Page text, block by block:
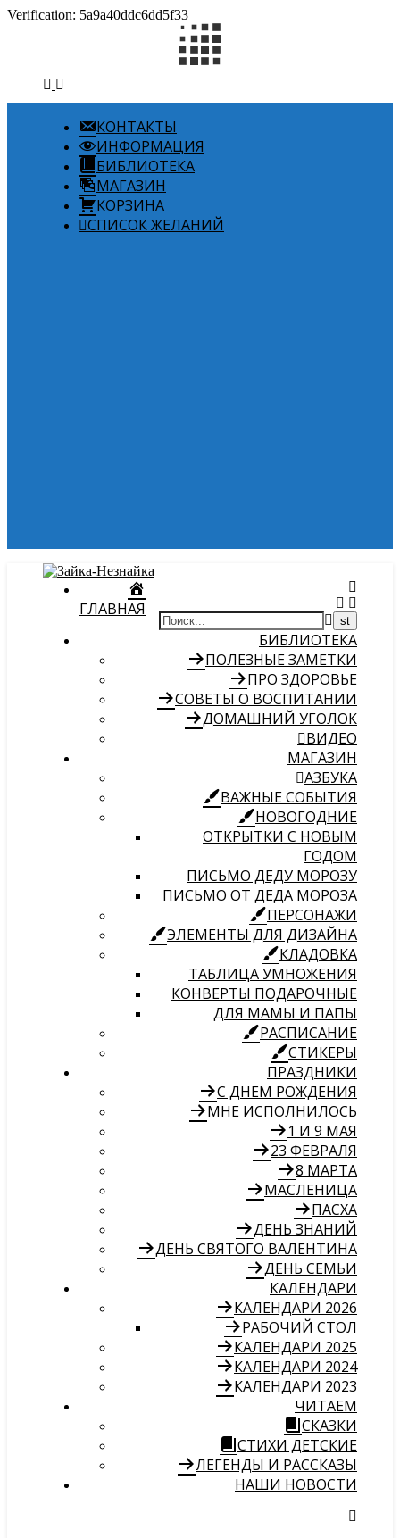
Verification: 5a9a40ddc6dd5f33
КОНТАКТЫ
ИНФОРМАЦИЯ
БИБЛИОТЕКА
МАГАЗИН
КОРЗИНА
СПИСОК ЖЕЛАНИЙ
ГЛАВНАЯ
БИБЛИОТЕКА
ПОЛЕЗНЫЕ ЗАМЕТКИ
ПРО ЗДОРОВЬЕ
СОВЕТЫ О ВОСПИТАНИИ
ДОМАШНИЙ УГОЛОК
ВИДЕО
МАГАЗИН
АЗБУКА
ВАЖНЫЕ СОБЫТИЯ
НОВОГОДНИЕ
ОТКРЫТКИ С НОВЫМ
ГОДОМ
ПИСЬМО ДЕДУ МОРОЗУ
ПИСЬМО ОТ ДЕДА МОРОЗА
ПЕРСОНАЖИ
ЭЛЕМЕНТЫ ДЛЯ ДИЗАЙНА
КЛАДОВКА
ТАБЛИЦА УМНОЖЕНИЯ
КОНВЕРТЫ ПОДАРОЧНЫЕ
ДЛЯ МАМЫ И ПАПЫ
РАСПИСАНИЕ
СТИКЕРЫ
ПРАЗДНИКИ
С ДНЕМ РОЖДЕНИЯ
МНЕ ИСПОЛНИЛОСЬ
1 И 9 МАЯ
23 ФЕВРАЛЯ
8 МАРТА
МАСЛЕНИЦА
ПАСХА
ДЕНЬ ЗНАНИЙ
ДЕНЬ СВЯТОГО ВАЛЕНТИНА
ДЕНЬ СЕМЬИ
КАЛЕНДАРИ
КАЛЕНДАРИ 2026
РАБОЧИЙ СТОЛ
КАЛЕНДАРИ 2025
КАЛЕНДАРИ 2024
КАЛЕНДАРИ 2023
ЧИТАЕМ
СКАЗКИ
СТИХИ ДЕТСКИЕ
ЛЕГЕНДЫ И РАССКАЗЫ
НАШИ НОВОСТИ